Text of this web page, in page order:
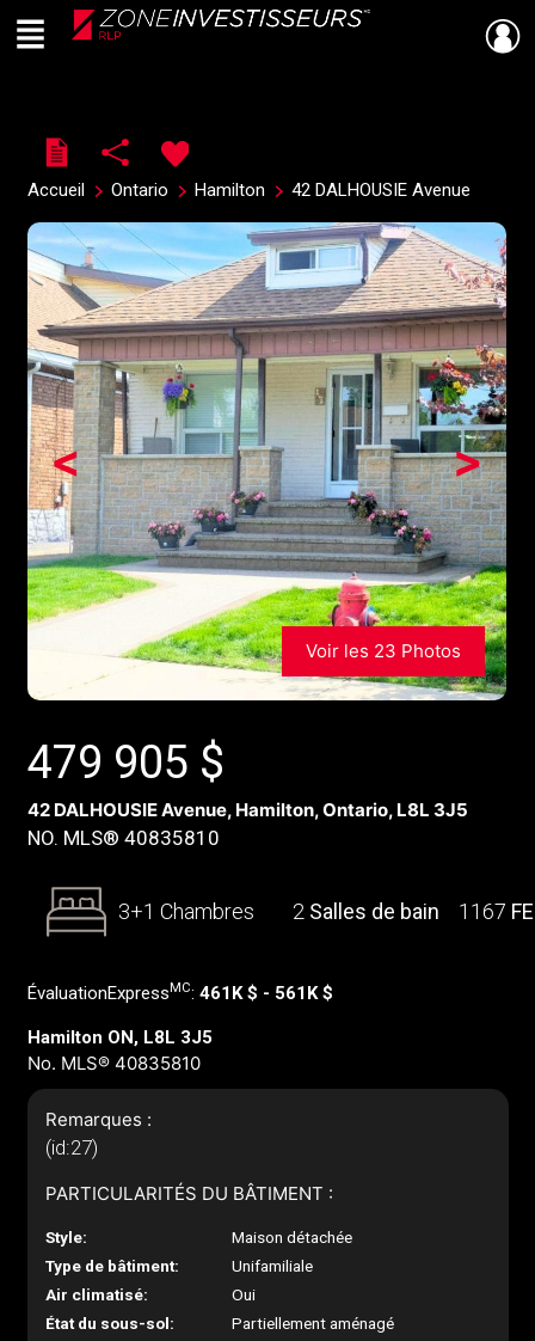
Live
En Direct
Menu
Accueil Ontario Hamilton 42 DALHOUSIE Avenue
>
<
Voir les 23 Photos
479 905 $
42 DALHOUSIE Avenue, Hamilton, Ontario, L8L 3J5
NO. MLS® 40835810
3+1 Chambres 2 Salles de bain 1167
ÉvaluationExpress MC: 461K $ - 561K $
Hamilton ON, L8L 3J5
No. MLS® 40835810
Remarques :
(id:27)
PARTICULARITÉS DU BÂTIMENT :
Style:
Maison détachée
Type de bâtiment:
Unifamiliale
Air climatisé:
Oui
État du sous-sol:
Partiellement aménagé